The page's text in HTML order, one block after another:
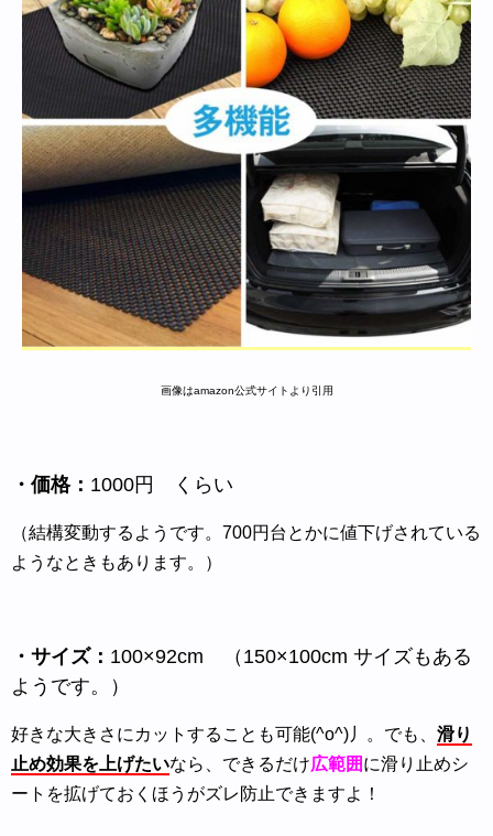
画像はamazon公式サイトより引用
・価格： 1000円 くらい
（結構変動するようです。700円台とかに値下げされている
ようなときもあります。）
・サイズ： 100×92cm （150×100cm サイズもある
ようです。）
好きな大きさにカットすることも可能(^o^)丿。でも、 滑り
止め効果を上げたいなら、できるだけ広範囲に滑り止めシ
ートを拡げておくほうがズレ防止できますよ！